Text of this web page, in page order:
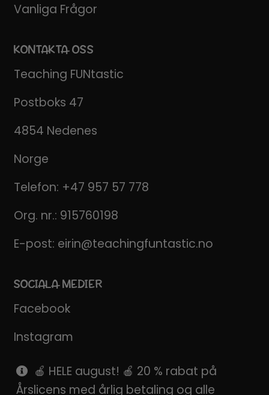
Vanliga Frågor
KONTAKTA OSS
Teaching FUNtastic
Postboks 47
4854 Nedenes
Norge
Telefon: +47 957 57 778
Org. nr.: 915760198
E-post: eirin@teachingfuntastic.no
SOCIALA MEDIER
Facebook
Instagram
Pinterest
🍎 HELE august! 🍎 20 % rabat på
Årslicens med årlig betaling og alle